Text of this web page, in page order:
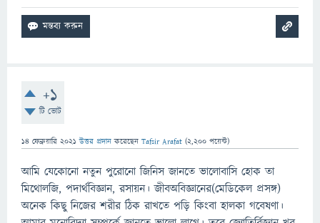
+1
টি ভোট
14 ফেব্রুয়ারি 2021 উত্তর প্রদান করেছেন Tafsir Arafat (2,200 পয়েন্ট)
আমি যেকোনো নতুন পুরোনো জিনিস জানতে ভালোবাসি হোক তা
মিথোলজি, পদার্থবিজ্ঞান, রসায়ন। জীবঅবিজ্ঞানের(মেডিকেল প্রসঙ্গ)
অনেক কিছু নিজের শরীর ঠিক রাখতে পড়ি কিংবা হালকা গবেষণা।